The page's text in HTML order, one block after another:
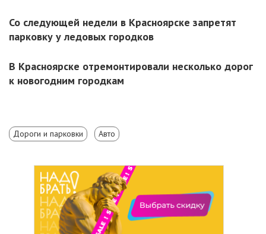
Со следующей недели в Красноярске запретят
парковку у ледовых городков
В Красноярске отремонтировали несколько дорог
к новогодним городкам
Дороги и парковки Авто